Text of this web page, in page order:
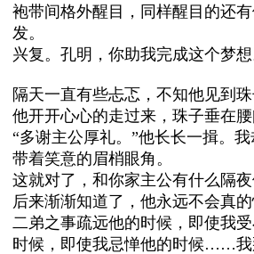
袍带间格外醒目，同样醒目的还
发。
兴复。孔明，你助我完成这个梦想
隔天一直有些忐忑，不知他见到
他开开心心的走过来，珠子垂在腰
“多谢主公厚礼。”他长长一揖。
带着笑意的眉梢眼角。
这就对了，和你家主公有什么隔夜
后来渐渐知道了，他永远不会真
二弟之事疏远他的时候，即使我
时候，即使我忌惮他的时候……